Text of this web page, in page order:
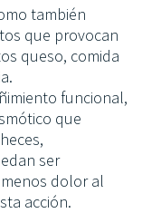
también
que provocan
queso, comida
funcional,
que
ser
dolor al
acción.